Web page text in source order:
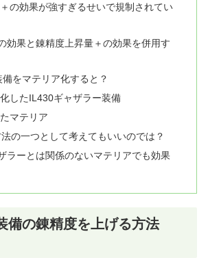
の効果が強すぎるせいで規制されてい
効果と錬精度上昇量＋の効果を併用す
をマテリア化すると？
したIL430ギャザラー装備
マテリア
の一つとして考えてもいいのでは？
ーとは関係のないマテリアでも効果
備の錬精度を上げる方法